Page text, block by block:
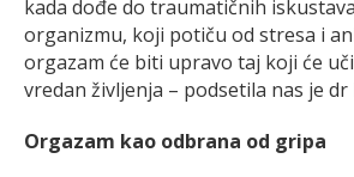
kada dođe do traumatičnih
organizmu, koji potiču od stresa i
orgazam će biti upravo taj koji će
vredan življenja – podsetila nas je dr
Orgazam kao odbrana od gripa